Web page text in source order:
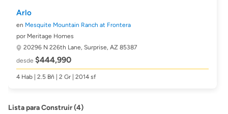
Arlo
en Mesquite Mountain Ranch at Frontera
por Meritage Homes
20296 N 226th Lane, Surprise, AZ 85387
desde $444,990
4 Hab | 2.5 Bñ | 2 Gr | 2014 sf
Lista para Construir (4)